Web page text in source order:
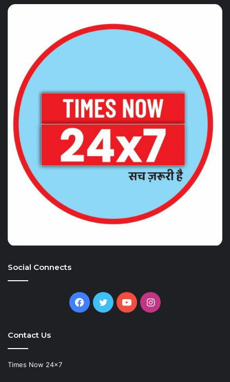
Social Connects
Facebook
TwitterYouTubeInstagram
Contact Us
Times Now 24×7